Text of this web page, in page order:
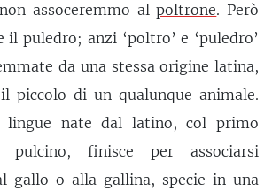
assoceremmo alpoltrone. Però
il puledro; anzi ‘poltro’ e ‘puledro’
da una stessa origine latina,
piccolo di un qualunque animale.
lingue nate dal latino, col primo
pulcino, finisce per associarsi
gallo o alla gallina, specie in una